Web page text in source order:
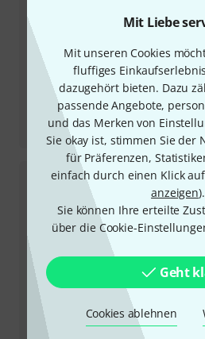
Mit Liebe
Mit unseren Cookies
fluffiges
dazugehört bieten. Dazu
passende Angebote,
und das Merken von
Sie okay ist, stimmen Sie der
für Präferenzen,
einfach durch einen Klick auf
anzeigen).
Sie können Ihre erteilte
über die Cookie-
Geht
Cookies ablehnen
Testbericht
D'Addario Basssaiten EXL 190 &
Testbericht
Electro-Harmonix Tri Parallel